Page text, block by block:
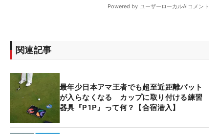
関連記事
最年少日本アマ王者でも超至近距離パット
が入らなくなる カップに取り付ける練習
器具『P1P』って何？【合宿潜入】